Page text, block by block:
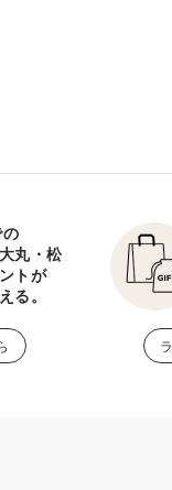
丸・松
トが
る。